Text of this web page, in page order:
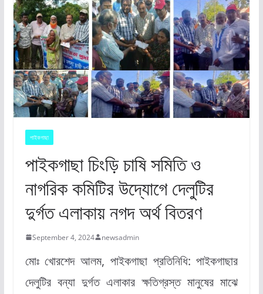
পাইকগাছা
পাইকগাছা চিংড়ি চাষি সমিতি ও
নাগরিক কমিটির উদ্যোগে দেলুটির
দুর্গত এলাকায় নগদ অর্থ বিতরণ
September 4, 2024 newsadmin
মোঃ খোরশেদ আলম, পাইকগাছা প্রতিনিধি: পাইকগাছার
দেলুটির বন্যা দুর্গত এলাকার ক্ষতিগ্রস্ত মানুষের মাঝে